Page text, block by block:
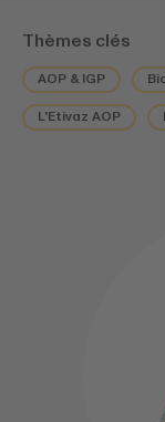
Thèmes clés
AOP & IGP
L'Etivaz AOP